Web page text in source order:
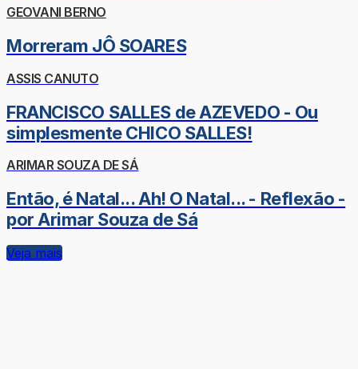
GEOVANI BERNO
Morreram JÔ SOARES
ASSIS CANUTO
FRANCISCO SALLES de AZEVEDO - Ou
simplesmente CHICO SALLES!
ARIMAR SOUZA DE SÁ
Então, é Natal... Ah! O Natal... - Reflexão -
por Arimar Souza de Sá
Veja mais